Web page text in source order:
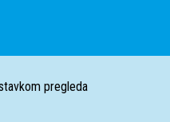
pregleda